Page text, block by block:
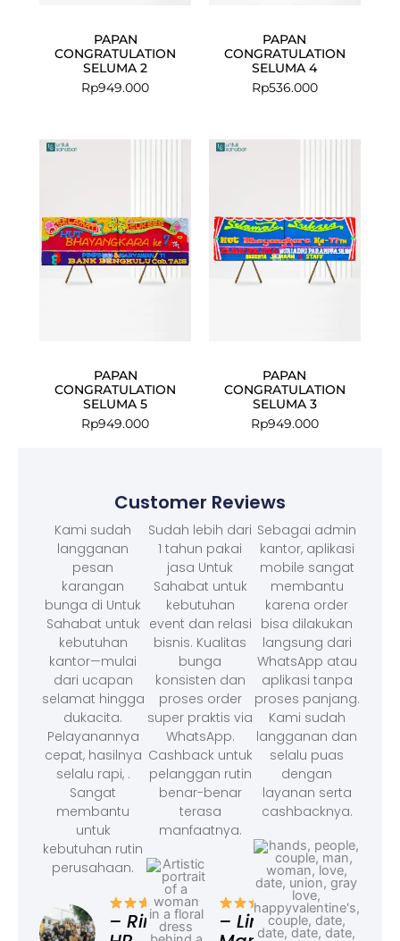
PAPAN
CONGRATULATION
SELUMA 2
Rp949.000
PAPAN
CONGRATULATION
SELUMA 4
Rp536.000
PAPAN
CONGRATULATION
SELUMA 5
Rp949.000
PAPAN
CONGRATULATION
SELUMA 3
Rp949.000
Customer Reviews
Kami sudah
langganan
pesan
karangan
bunga di Untuk
Sahabat untuk
kebutuhan
kantor—mulai
dari ucapan
selamat hingga
dukacita.
Pelayanannya
cepat, hasilnya
selalu rapi, .
Sangat
membantu
untuk
kebutuhan rutin
perusahaan.
– Rina,
Sudah lebih dari
1 tahun pakai
jasa Untuk
Sahabat untuk
kebutuhan
event dan relasi
bisnis. Kualitas
bunga
konsisten dan
proses order
super praktis via
WhatsApp.
Cashback untuk
pelanggan rutin
benar-benar
terasa
manfaatnya.
– Linda,
Sebagai admin
kantor, aplikasi
mobile sangat
membantu
karena order
bisa dilakukan
langsung dari
WhatsApp atau
aplikasi tanpa
proses panjang.
Kami sudah
langganan dan
selalu puas
dengan
layanan serta
cashbacknya.